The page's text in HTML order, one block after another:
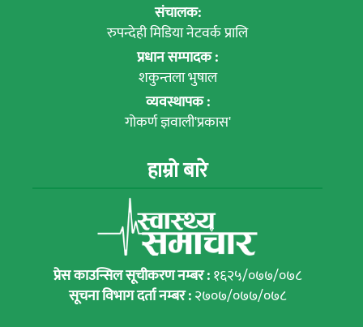
संचालक:
रुपन्देही मिडिया नेटवर्क प्रालि
प्रधान सम्पादक :
शकुन्तला भुषाल
व्यवस्थापक :
गोकर्ण ज्ञवाली'प्रकास'
हाम्रो बारे
प्रेस काउन्सिल सूचीकरण नम्बर :१६२५/०७७/०७८
सूचना विभाग दर्ता नम्बर :२७०७/०७७/०७८